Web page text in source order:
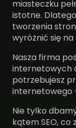
miasteczku
istotne.
tworzenia
wyróżnić się na
Nasza firma
internetowych
potrzebujesz
internetowego
Nie tylko
kątem SEO, co